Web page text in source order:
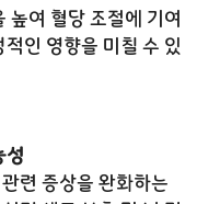
높여 혈당 조절에 기여
인 영향을 미칠 수 있
성
련 증상을 완화하는